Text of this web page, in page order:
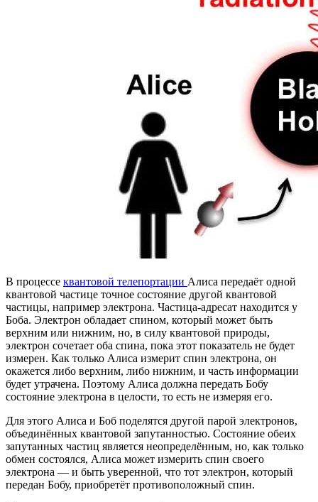
В процессе квантовой телепортации Алиса передаёт одной
квантовой частице точное состояние другой квантовой
частицы, например электрона. Частица-адресат находится у
Боба. Электрон обладает спином, который может быть
верхним или нижним, но, в силу квантовой природы,
электрон сочетает оба спина, пока этот показатель не будет
измерен. Как только Алиса измерит спин электрона, он
окажется либо верхним, либо нижним, и часть информации
будет утрачена. Поэтому Алиса должна передать Бобу
состояние электрона в целости, то есть не измеряя его.
Для этого Алиса и Боб поделятся другой парой электронов,
объединённых квантовой запутанностью. Состояние обеих
запутанных частиц является неопределённым, но, как только
обмен состоялся, Алиса может измерить спин своего
электрона — и быть уверенной, что тот электрон, который
передан Бобу, приобретёт противоположный спин.